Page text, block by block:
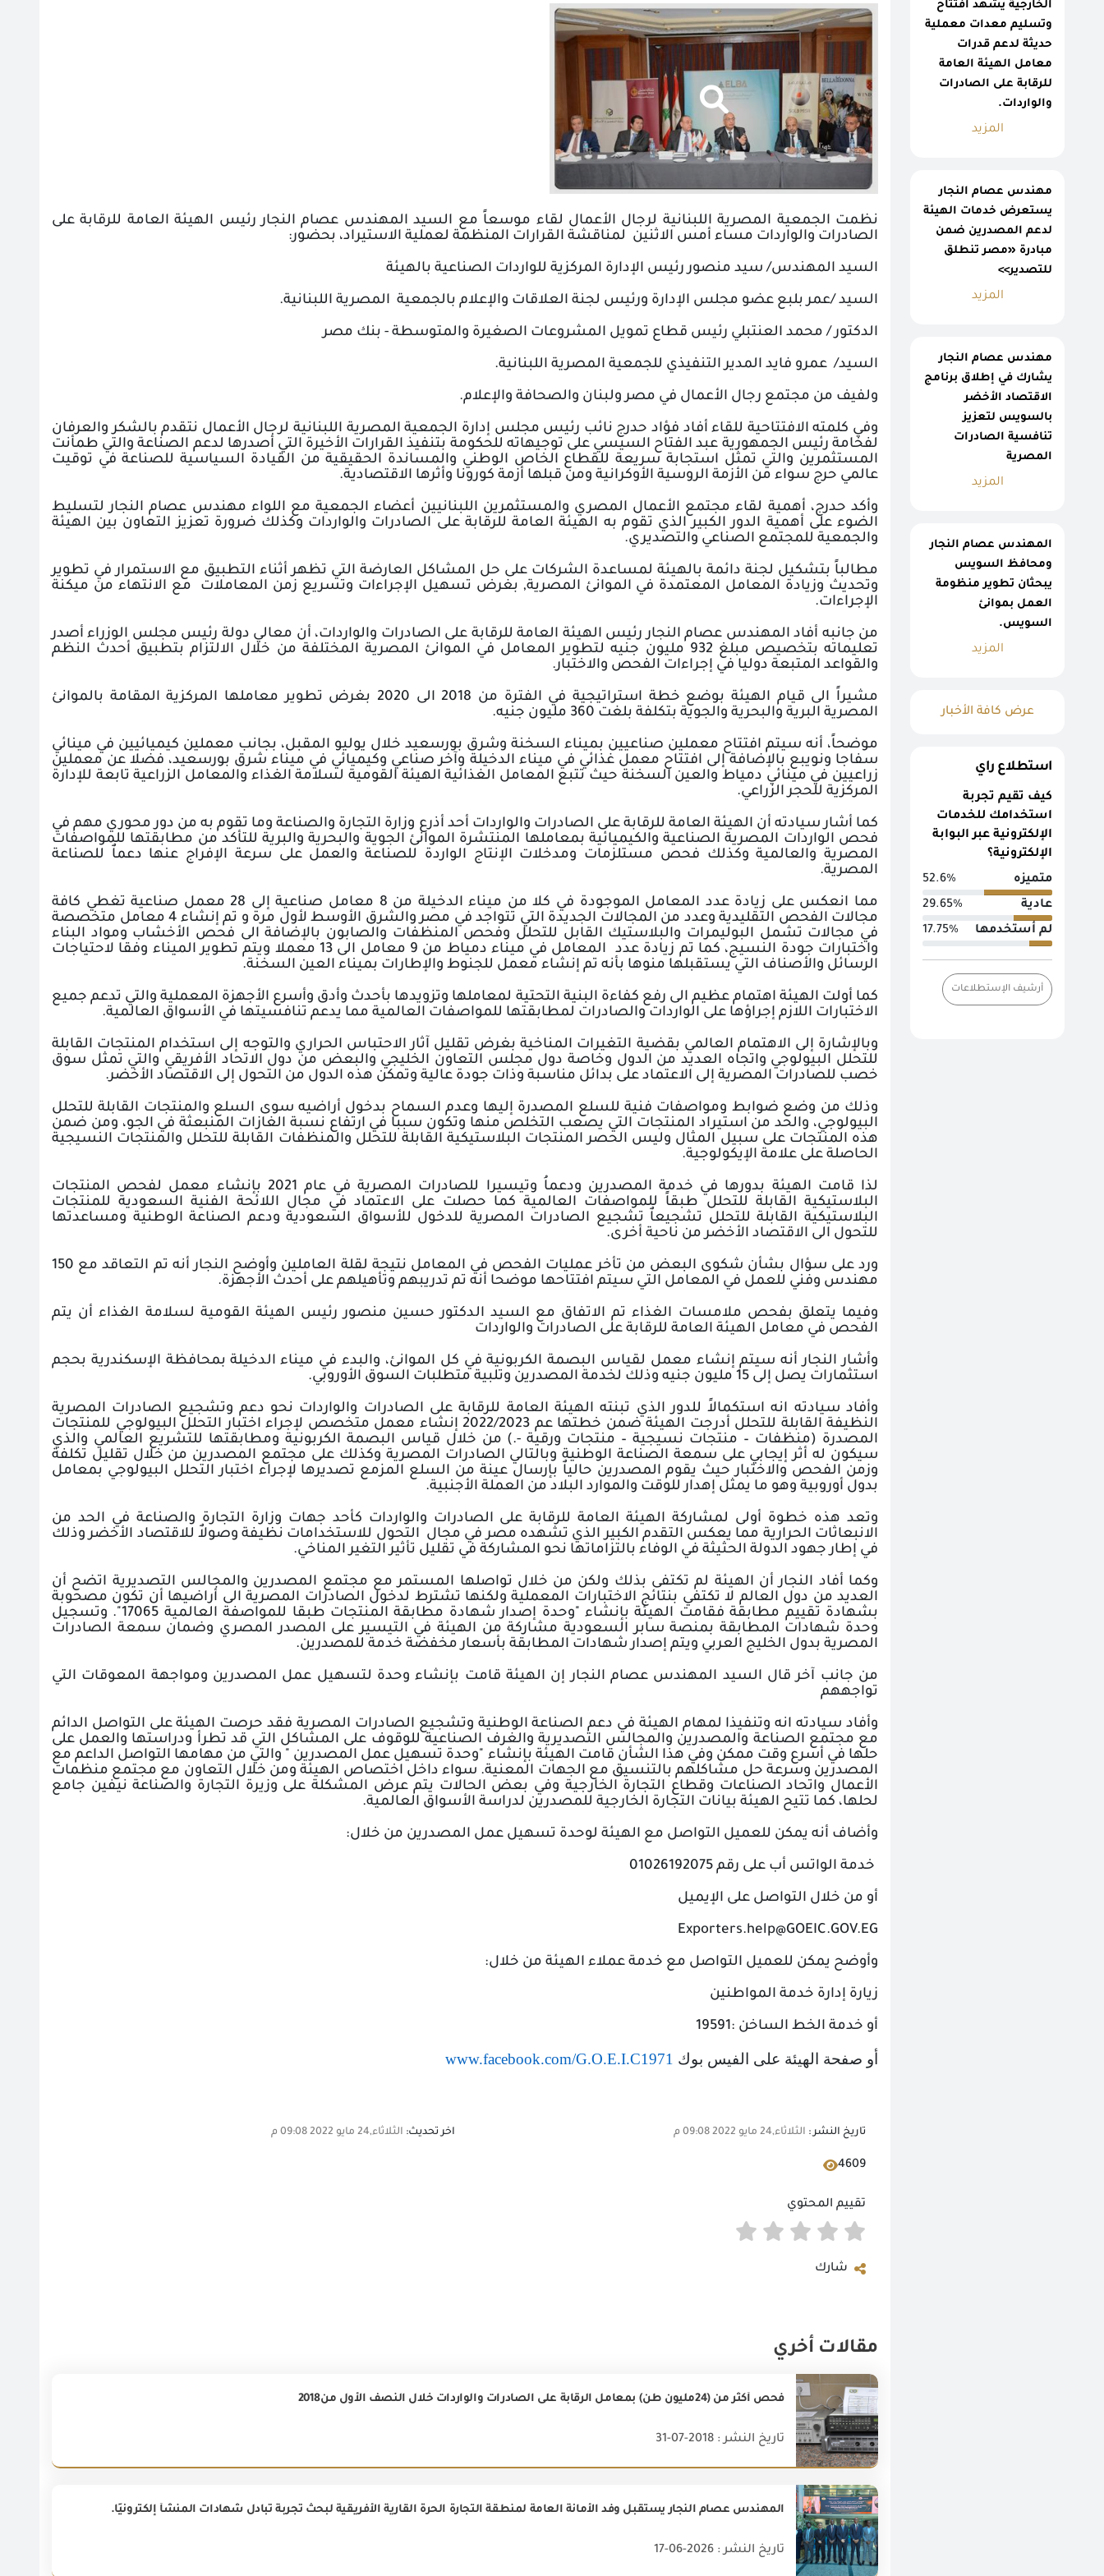
الخارجية يشهد افتتاح
وتسليم معدات معملية
حديثة لدعم قدرات
معامل الهيئة العامة
للرقابة على الصادرات
والواردات.
المزيد
مهندس عصام النجار
يستعرض خدمات الهيئة
لدعم المصدرين ضمن
مبادرة «مصر تنطلق
للتصدير>>
المزيد
مهندس عصام النجار
يشارك في إطلاق برنامج
الاقتصاد الأخضر
بالسويس لتعزيز
تنافسية الصادرات
المصرية
المزيد
المهندس عصام النجار
ومحافظ السويس
يبحثان تطوير منظومة
العمل بموانئ
السويس.
المزيد
عرض كافة الأخبار
استطلاع راي
كيف تقيم تجربة
استخدامك للخدمات
الإلكترونية عبر البوابة
الإلكترونية؟
متميزه
52.6%
عادية
29.65%
لم أستخدمها
17.75%
أرشيف الإستطلاعات
نظمت الجمعية المصرية اللبنانية لرجال الأعمال لقاء موسعاً مع السيد المهندس عصام النجار رئيس الهيئة العامة للرقابة على
الصادرات والواردات مساء أمس الاثنين لمناقشة القرارات المنظمة لعملية الاستيراد، بحضور:
السيد المهندس/ سيد منصور رئيس الإدارة المركزية للواردات الصناعية بالهيئة
السيد /عمر بلبع عضو مجلس الإدارة ورئيس لجنة العلاقات والإعلام بالجمعية المصرية اللبنانية.
الدكتور / محمد العنتبلي رئيس قطاع تمويل المشروعات الصغيرة والمتوسطة - بنك مصر
السيد/ عمرو فايد المدير التنفيذي للجمعية المصرية اللبنانية.
ولفيف من مجتمع رجال الأعمال في مصر ولبنان والصحافة والإعلام.
وفي كلمته الافتتاحية للقاء أفاد فؤاد حدرج نائب رئيس مجلس إدارة الجمعية المصرية اللبنانية لرجال الأعمال نتقدم بالشكر والعرفان
لفخامة رئيس الجمهورية عبد الفتاح السيسي على توجيهاته للحكومة بتنفيذ القرارات الأخيرة التي أصدرها لدعم الصناعة والتي طمأنت
المستثمرين والتي تمثل استجابة سريعة للقطاع الخاص الوطني والمساندة الحقيقية من القيادة السياسية للصناعة في توقيت
عالمي حرج سواء من الأزمة الروسية الأوكرانية ومن قبلها أزمة كورونا وأثرها الاقتصادية.
وأكد حدرج، أهمية لقاء مجتمع الأعمال المصري والمستثمرين اللبنانيين أعضاء الجمعية مع اللواء مهندس عصام النجار لتسليط
الضوء على أهمية الدور الكبير الذي تقوم به الهيئة العامة للرقابة على الصادرات والواردات وكذلك ضرورة تعزيز التعاون بين الهيئة
والجمعية للمجتمع الصناعي والتصديري.
مطالباً بتشكيل لجنة دائمة بالهيئة لمساعدة الشركات على حل المشاكل العارضة التي تظهر أثناء التطبيق مع الاستمرار في تطوير
وتحديث وزيادة المعامل المعتمدة في الموانئ المصرية, بغرض تسهيل الإجراءات وتسريع زمن المعاملات
مع الانتهاء من ميكنة
الإجراءات.
من جانبه أفاد المهندس عصام النجار رئيس الهيئة العامة للرقابة على الصادرات والواردات، أن معالي دولة رئيس مجلس الوزراء أصدر
تعليماته بتخصيص مبلغ 932 مليون جنيه لتطوير المعامل في الموانئ المصرية المختلفة من خلال الالتزام بتطبيق أحدث النظم
والقواعد المتبعة دوليا في إجراءات الفحص والاختبار.
مشيراً الى قيام الهيئة بوضع خطة استراتيجية في الفترة من 2018 الى 2020 بغرض تطوير معاملها المركزية المقامة بالموانئ
المصرية البرية والبحرية والجوية بتكلفة بلغت 360 مليون جنيه
.
موضحاً، أنه سيتم افتتاح معملين صناعيين بميناء السخنة وشرق بورسعيد خلال يوليو المقبل، بجانب معملين كيميائيين في مينائي
سفاجا ونويبع بالإضافة إلى افتتاح معمل غذائي في ميناء الدخيلة وآخر صناعي وكيميائي في ميناء شرق بورسعيد، فضلا عن معملين
زراعيين في مينائي دمياط والعين السخنة حيث تتبع المعامل الغذائية الهيئة القومية لسلامة الغذاء والمعامل الزراعية تابعة للإدارة
المركزية للحجر الزراعي.
كما أشار سيادته أن الهيئة العامة للرقابة على الصادرات والواردات أحد أذرع وزارة التجارة والصناعة وما تقوم به من دور محوري مهم في
فحص الواردات المصرية الصناعية والكيميائية بمعاملها المنتشرة الموانئ الجوية والبحرية والبرية للتأكد من مطابقتها للمواصفات
المصرية والعالمية وكذلك فحص مستلزمات ومدخلات الإنتاج الواردة للصناعة والعمل على سرعة الإفراج عنها دعماٌ للصناعة
المصرية.
مما انعكس على زيادة عدد المعامل الموجودة في كلا من ميناء الدخيلة من 8 معامل صناعية إلى 28 معمل صناعية تغطي كافة
مجالات الفحص التقليدية وعدد من المجالات الجديدة التي تتواجد في مصر والشرق الأوسط لأول مرة و تم إنشاء 4 معامل متخصصة
في مجالات تشمل البوليمرات والبلاستيك القابل للتحلل وفحص المنظفات والصابون بالإضافة الى فحص الأخشاب ومواد البناء
واختبارات جودة النسيج، كما تم زيادة عدد المعامل في ميناء دمياط من 9 معامل الى 13 معملا ويتم تطوير الميناء وفقا لاحتياجات
الرسائل والأصناف التي يستقبلها منوها بأنه تم إنشاء معمل للجنوط والإطارات بميناء العين السخنة.
كما أولت الهيئة اهتمام عظيم الى رفع كفاءة البنية التحتية لمعاملها وتزويدها بأحدث وأدق وأسرع الأجهزة المعملية والتي تدعم جميع
الاختبارات اللازم إجراؤها على الواردات والصادرات لمطابقتها للمواصفات العالمية مما يدعم تنافسيتها في الأسواق العالمية.
وبالإشارة إلى الاهتمام العالمي بقضية التغيرات المناخية بغرض تقليل آثار الاحتباس الحراري والتوجه إلى استخدام المنتجات القابلة
للتحلل البيولوجي واتجاه العديد من الدول وخاصة دول مجلس التعاون الخليجي والبعض من دول الاتحاد الأفريقي والتي تمثل سوق
خصب للصادرات المصرية إلى الاعتماد على بدائل مناسبة وذات جودة عالية وتمكن هذه الدول من التحول إلى الاقتصاد الأخضر.
وذلك من وضع ضوابط ومواصفات فنية للسلع المصدرة إليها وعدم السماح بدخول أراضيه سوى السلع والمنتجات القابلة للتحلل
البيولوجي، والحد من استيراد المنتجات التي يصعب التخلص منها وتكون سببا في ارتفاع نسبة الغازات المنبعثة في الجو، ومن ضمن
هذه المنتجات على سبيل المثال وليس الحصر المنتجات البلاستيكية القابلة للتحلل والمنظفات القابلة للتحلل والمنتجات النسيجية
الحاصلة على علامة الإيكولوجية.
لذا قامت الهيئة بدورها في خدمة المصدرين ودعماُ وتيسيرا للصادرات المصرية في عام 2021 بإنشاء معمل لفحص المنتجات
البلاستيكية القابلة للتحلل طبقاً للمواصفات العالمية كما حصلت على الاعتماد في مجال اللائحة الفنية السعودية للمنتجات
البلاستيكية القابلة للتحلل تشجيعاٌ تشجيع الصادرات المصرية للدخول للأسواق السعودية ودعم الصناعة الوطنية ومساعدتها
للتحول الى الاقتصاد الأخضر من ناحية أخرى.
ورد على سؤال بشأن شكوى البعض من تأخر عمليات الفحص في المعامل نتيجة لقلة العاملين وأوضح النجار أنه تم التعاقد مع 150
مهندس وفني للعمل في المعامل التي سيتم افتتاحها موضحا أنه تم تدريبهم وتأهيلهم على أحدث الأجهزة.
وفيما يتعلق بفحص ملامسات الغذاء تم الاتفاق مع السيد الدكتور حسين منصور رئيس الهيئة القومية لسلامة الغذاء أن يتم
الفحص في معامل الهيئة العامة للرقابة على الصادرات والواردات
وأشار النجار أنه سيتم إنشاء معمل لقياس البصمة الكربونية في كل الموانئ، والبدء في ميناء الدخيلة بمحافظة الإسكندرية بحجم
استثمارات يصل إلى 15 مليون جنيه وذلك لخدمة المصدرين وتلبية متطلبات السوق الأوروبي
.
وأفاد سيادته انه استكمالاً للدور الذي تبنته الهيئة العامة للرقابة على الصادرات والواردات نحو دعم وتشجيع الصادرات المصرية
النظيفة القابلة للتحلل أدرجت الهيئة ضمن خطتها عم 2022/2023 إنشاء معمل متخصص لإجراء اختبار التحلل البيولوجي للمنتجات
المصدرة (منظفات – منتجات نسيجية – منتجات ورقية -.) من خلال قياس البصمة الكربونية ومطابقتها للتشريع العالمي والذي
سيكون له أثر إيجابي على سمعة الصناعة الوطنية وبالتالي الصادرات المصرية وكذلك على مجتمع المصدرين من خلال تقليل تكلفة
وزمن الفحص والاختبار حيث يقوم المصدرين حالياٌ بإرسال عينة من السلع المزمع تصديرها لإجراء اختبار التحلل البيولوجي بمعامل
بدول أوروبية وهو ما يمثل إهدار للوقت والموارد البلاد من العملة الأجنبية.
وتعد هذه خطوة أولى لمشاركة الهيئة العامة للرقابة على الصادرات والواردات كأحد جهات وزارة التجارة والصناعة في الحد من
الانبعاثات الحرارية مما يعكس التقدم الكبير الذي تشهده مصر في مجال التحول للاستخدامات نظيفة وصولاٌ للاقتصاد الأخضر وذلك
في إطار جهود الدولة الحثيثة في الوفاء بالتزاماتها نحو المشاركة في تقليل تأثير التغير المناخي.
وكما أفاد النجار أن الهيئة لم تكتفى بذلك ولكن من خلال تواصلها المستمر مع مجتمع المصدرين والمجالس التصديرية اتضح أن
العديد من دول العالم لا تكتفي بنتائج الاختبارات المعملية ولكنها تشترط لدخول الصادرات المصرية الى أراضيها أن تكون مصحوبة
بشهادة تقييم مطابقة فقامت الهيئة بإنشاء "وحدة إصدار شهادة مطابقة المنتجات طبقا للمواصفة العالمية 17065". وتسجيل
وحدة شهادات المطابقة بمنصة سابر السعودية مشاركة من الهيئة في التيسير على المصدر المصري وضمان سمعة الصادرات
المصرية بدول الخليج العربي ويتم إصدار شهادات المطابقة بأسعار مخفضة خدمة للمصدرين.
من جانب آخر قال السيد المهندس عصام النجار إن الهيئة قامت بإنشاء وحدة لتسهيل عمل المصدرين ومواجهة المعوقات التي
تواجههم
وأفاد سيادته انه وتنفيذا لمهام الهيئة في دعم الصناعة الوطنية وتشجيع الصادرات المصرية فقد حرصت الهيئة على التواصل الدائم
مع مجتمع الصناعة والمصدرين والمجالس التصديرية والغرف الصناعية للوقوف على المشاكل التي قد تطرأ ودراستها والعمل على
حلها في أسرع وقت ممكن وفي هذا الشأن قامت الهيئة بإنشاء "وحدة تسهيل عمل المصدرين " والتي من مهامها التواصل الداعم مع
المصدرين وسرعة حل مشاكلهم بالتنسيق مع الجهات المعنية. سواء داخل اختصاص الهيئة ومن خلال التعاون مع مجتمع منظمات
الأعمال واتحاد الصناعات وقطاع التجارة الخارجية وفي بعض الحالات يتم عرض المشكلة على وزيرة التجارة والصناعة نيفين جامع
لحلها، كما تتيح الهيئة بيانات التجارة الخارجية للمصدرين لدراسة الأسواق العالمية.
وأضاف أنه يمكن للعميل التواصل مع الهيئة لوحدة تسهيل عمل المصدرين من خلال:
خدمة الواتس أب على رقم 01026192075
أو من خلال التواصل على الإيميل
Exporters.help@GOEIC.GOV.EG
وأوضح يمكن للعميل التواصل مع خدمة عملاء الهيئة من خلال:
زيارة إدارة خدمة المواطنين
أو خدمة الخط الساخن :19591
أو صفحة الهيئة على الفيس بوك www.facebook.com/G.O.E.I.C1971
تاريخ النشر : الثلاثاء,24 مايو 2022 09:08 م اخر تحديث: الثلاثاء,24 مايو 2022 09:08 م
4609
تقييم المحتوي
شارك
مقالات أخري
فحص أكثر من (24مليون طن) بمعامل الرقابة على الصادرات والواردات خلال النصف الأول من2018
تاريخ النشر : 2018-07-31
المهندس عصام النجار يستقبل وفد الأمانة العامة لمنطقة التجارة الحرة القارية الأفريقية لبحث تجربة تبادل شهادات المنشأ إلكترونيًا.
تاريخ النشر : 2026-06-17